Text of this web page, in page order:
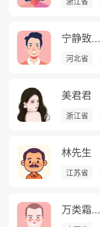
宁静致...
河北省
美君君
浙江省
林先生
江苏省
万类霜...